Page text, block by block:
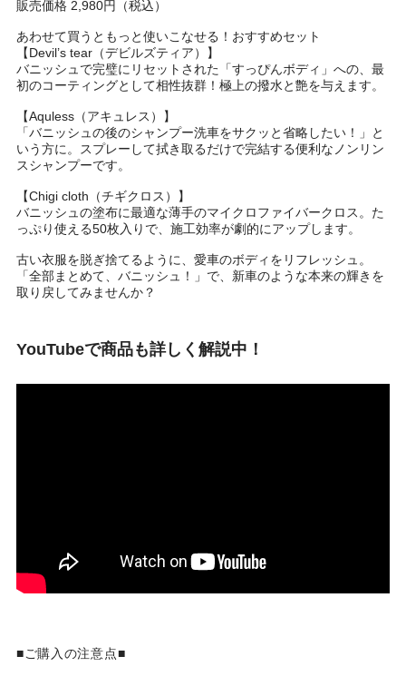
販売価格 2,980円（税込）
あわせて買うともっと使いこなせる！おすすめセット
【Devil’s tear（デビルズティア）】
バニッシュで完璧にリセットされた「すっぴんボディ」への、最
初のコーティングとして相性抜群！極上の撥水と艶を与えます。
【Aquless（アキュレス）】
「バニッシュの後のシャンプー洗車をサクッと省略したい！」と
いう方に。スプレーして拭き取るだけで完結する便利なノンリン
スシャンプーです。
【Chigi cloth（チギクロス）】
バニッシュの塗布に最適な薄手のマイクロファイバークロス。た
っぷり使える50枚入りで、施工効率が劇的にアップします。
古い衣服を脱ぎ捨てるように、愛車のボディをリフレッシュ。
「全部まとめて、バニッシュ！」で、新車のような本来の輝きを
取り戻してみませんか？
YouTubeで商品も詳しく解説中！
■ご購入の注意点■